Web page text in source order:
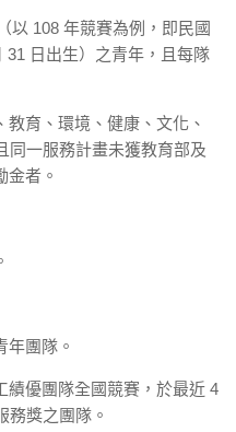
以 108 年競賽為例，即民國
31 日出生）之青年，且每隊
教育、環境、健康、文化、
同一服務計畫未獲教育部及
金者。
年團隊。
績優團隊全國競賽，於最近 4
務獎之團隊。